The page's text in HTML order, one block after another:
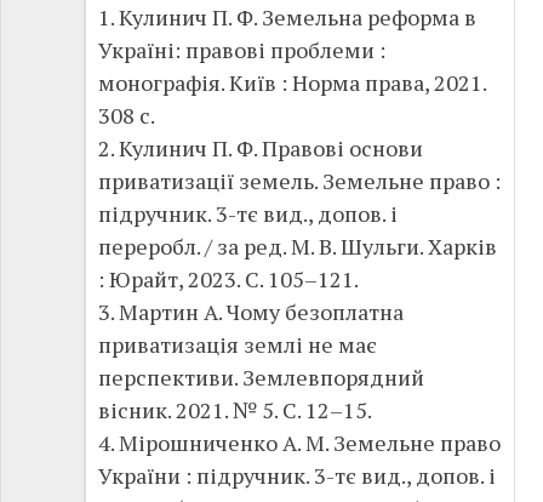
1. Кулинич П. Ф. Земельна реформа в
Україні: правові проблеми :
монографія. Київ : Норма права, 2021.
308 с.
2. Кулинич П. Ф. Правові основи
приватизації земель. Земельне право :
підручник. 3-тє вид., допов. і
переробл. / за ред. М. В. Шульги. Харків
: Юрайт, 2023. С. 105–121.
3. Мартин А. Чому безоплатна
приватизація землі не має
перспективи. Землевпорядний
вісник. 2021. № 5. С. 12–15.
4. Мірошниченко А. М. Земельне право
України : підручник. 3-тє вид., допов. і